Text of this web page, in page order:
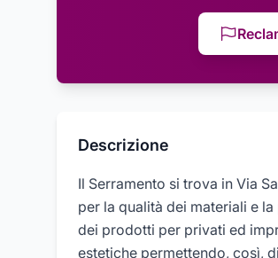
Descrizione
Il Serramento si trova in Via
per la qualità dei materiali e
dei prodotti per privati ed
estetiche permettendo, così,